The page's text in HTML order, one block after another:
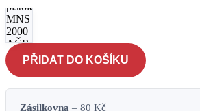
pistole
MNS
2000
AČR -
desert
množství
PŘIDAT DO KOŠÍKU
Zásilkovna – 80 Kč